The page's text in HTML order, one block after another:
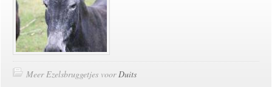
Meer Ezelsbruggetjes voorDuits